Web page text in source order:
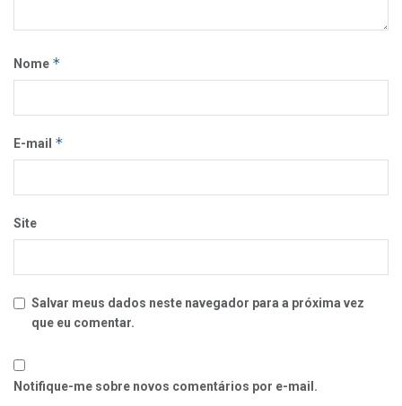
Nome *
E-mail *
Site
Salvar meus dados neste navegador para a próxima vez
que eu comentar.
Notifique-me sobre novos comentários por e-mail.